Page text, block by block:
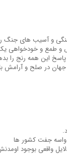
و آسیب های جنگ
طمع و خودخواهی یک
این همه رنج را
جهان در صلح و آرامش
واسه جفت کشور ها
واقعی بوجود